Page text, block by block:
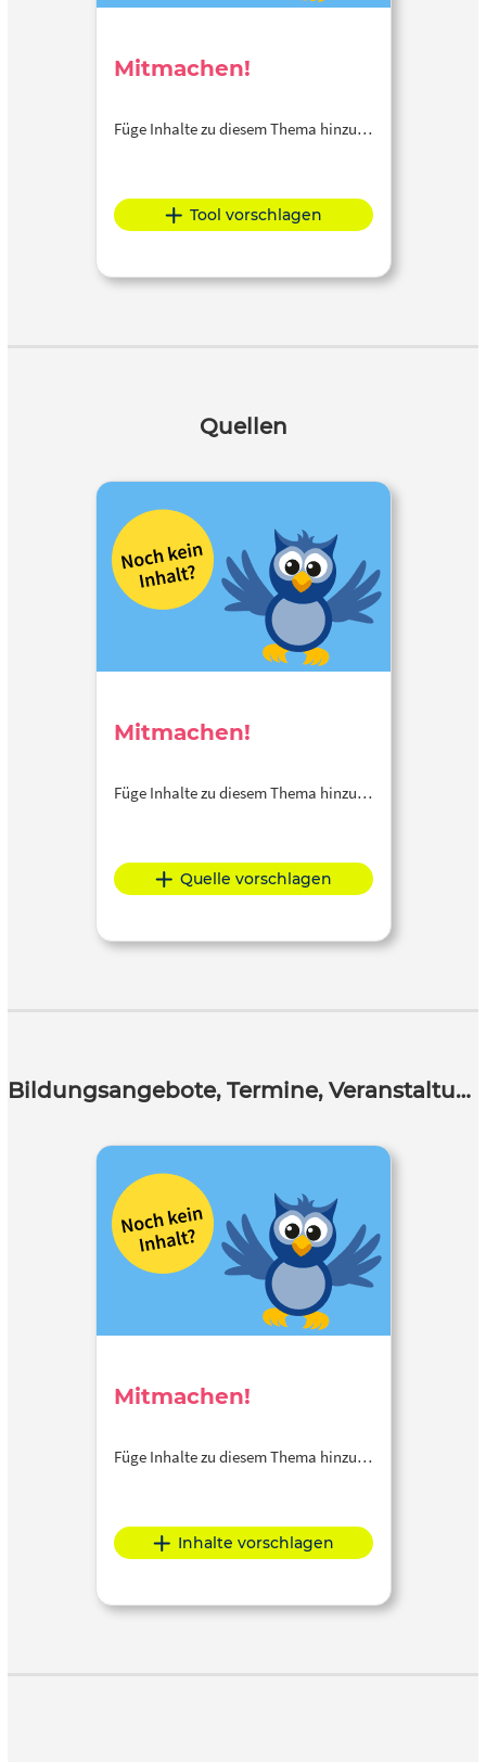
Mitmachen!
Füge Inhalte zu diesem Thema hinzu…
Tool vorschlagen
Quellen
Mitmachen!
Füge Inhalte zu diesem Thema hinzu…
Quelle vorschlagen
Bildungsangebote, Termine, Veranstaltungen
Mitmachen!
Füge Inhalte zu diesem Thema hinzu…
Inhalte vorschlagen